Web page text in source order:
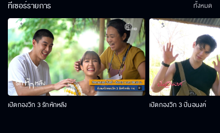
ทีเซอร์รายการ
เปิดกองวิก 3 รักหักหลัง เปิดกองวิก 3 ปิ่นอนงค์
ทั้งหมด